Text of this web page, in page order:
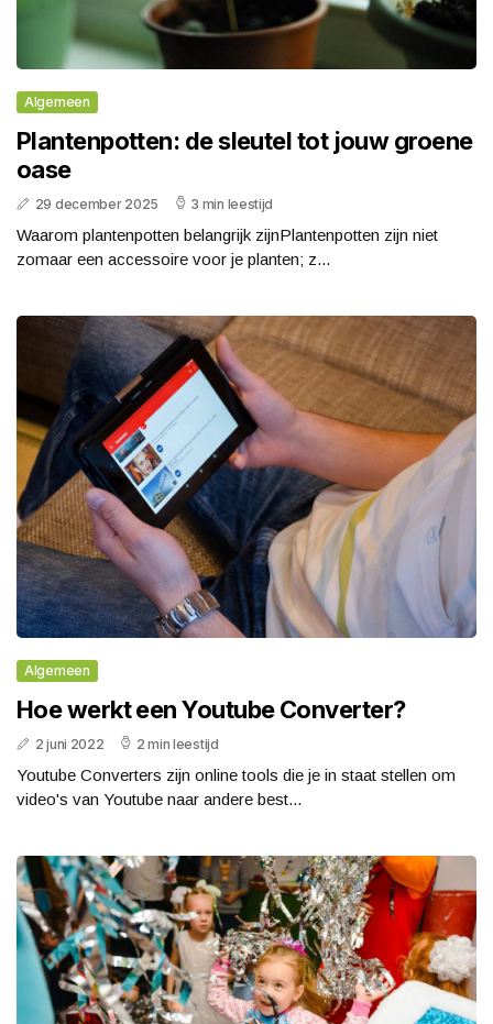
Algemeen
Plantenpotten: de sleutel tot jouw groene
oase
29 december 2025 3 min leestijd
Waarom plantenpotten belangrijk zijnPlantenpotten zijn niet
zomaar een accessoire voor je planten; z...
Algemeen
Hoe werkt een Youtube Converter?
2 juni 2022 2 min leestijd
Youtube Converters zijn online tools die je in staat stellen om
video's van Youtube naar andere best...